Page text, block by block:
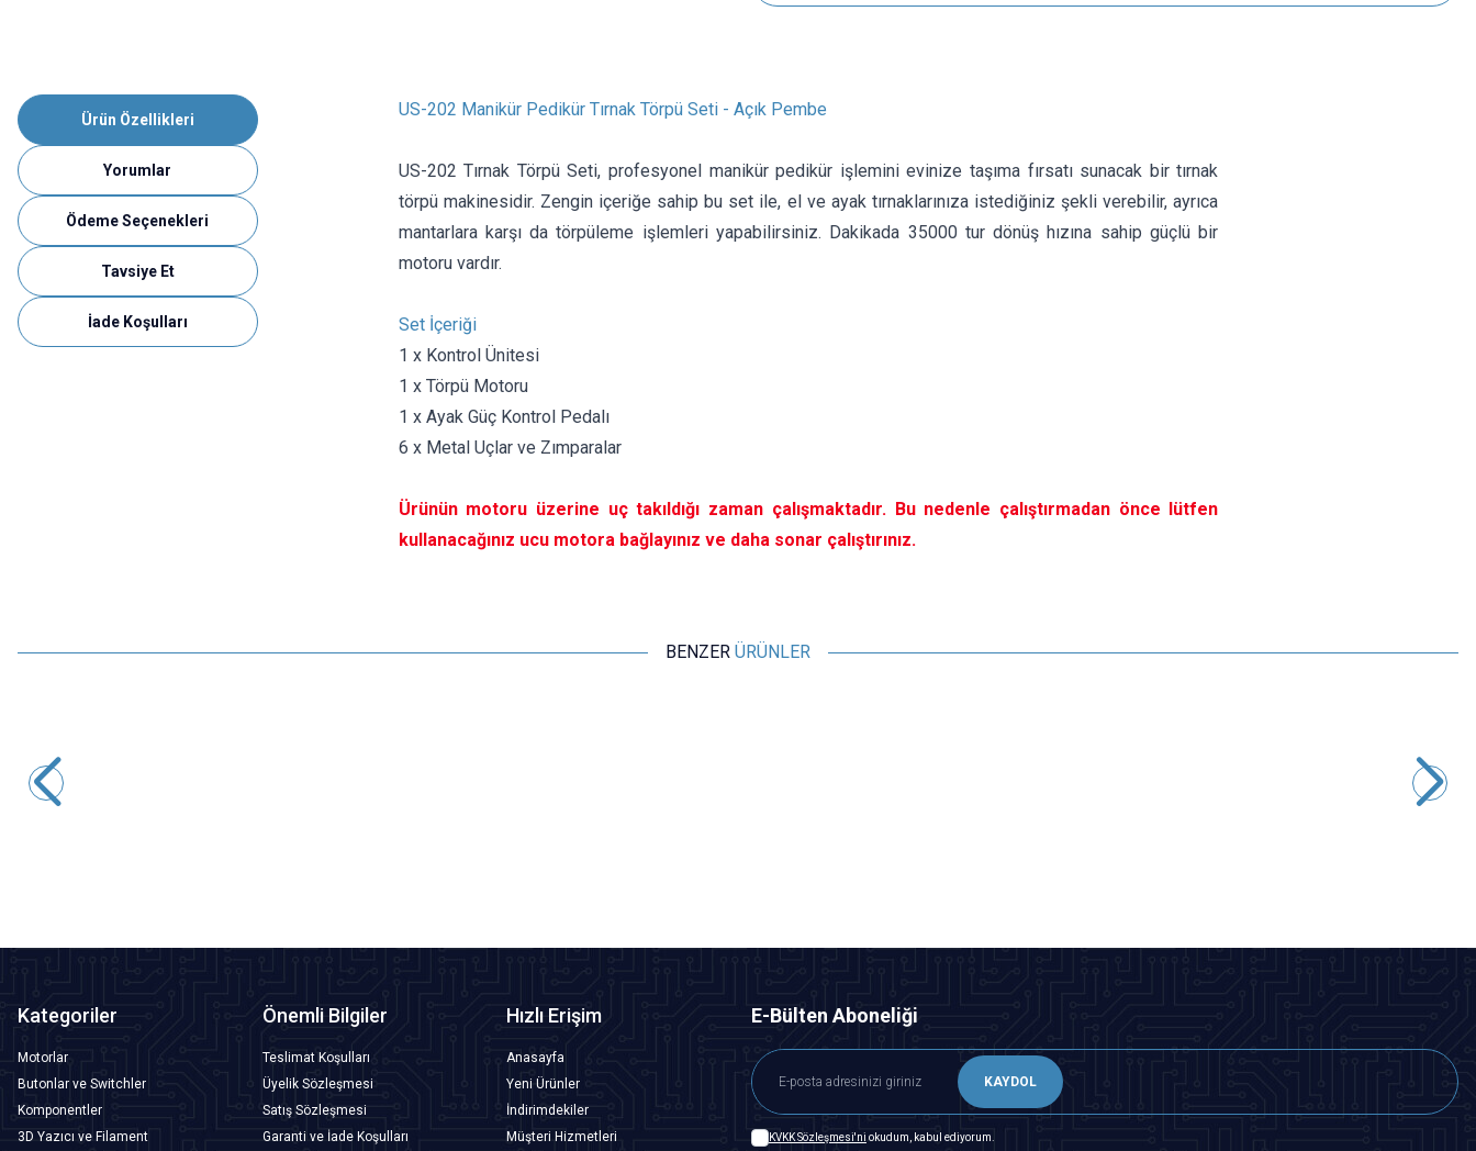
Ürün Özellikleri
Yorumlar
Ödeme Seçenekleri
Tavsiye Et
İade Koşulları
US-202 Manikür Pedikür Tırnak Törpü Seti - Açık Pembe
US-202 Tırnak Törpü Seti, profesyonel manikür pedikür işlemini evinize taşıma fırsatı sunacak bir tırnak
törpü makinesidir. Zengin içeriğe sahip bu set ile, el ve ayak tırnaklarınıza istediğiniz şekli verebilir, ayrıca
mantarlara karşı da törpüleme işlemleri yapabilirsiniz. Dakikada 35000 tur dönüş hızına sahip güçlü bir
motoru vardır.
Set İçeriği
1 x Kontrol Ünitesi
1 x Törpü Motoru
1 x Ayak Güç Kontrol Pedalı
6 x Metal Uçlar ve Zımparalar
Ürünün motoru üzerine uç takıldığı zaman çalışmaktadır. Bu nedenle çalıştırmadan önce lütfen
kullanacağınız ucu motora bağlayınız ve daha sonar çalıştırınız.
BENZER ÜRÜNLER
Kategoriler
Motorlar
Butonlar ve Switchler
Komponentler
3D Yazıcı ve Filament
Önemli Bilgiler
Teslimat Koşulları
Üyelik Sözleşmesi
Satış Sözleşmesi
Garanti ve İade Koşulları
Hızlı Erişim
Anasayfa
Yeni Ürünler
İndirimdekiler
Müşteri Hizmetleri
E-Bülten Aboneliği
KAYDOL
KVKK Sözleşmesi'ni okudum, kabul ediyorum.